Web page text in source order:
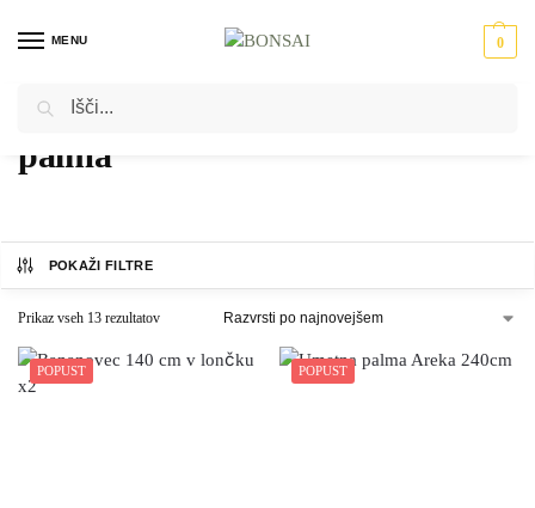
MENU 0
Domov Izdelki označeni z “palma”
palma
POKAŽI FILTRE
Prikaz vseh 13 rezultatov
POPUST POPUST